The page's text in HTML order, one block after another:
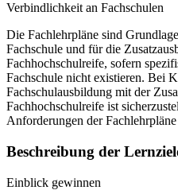
Verbindlichkeit an Fachschulen
Die Fachlehrpläne sind
Fachschule und für die
Fachhochschulreife, sofern
Fachschule nicht existieren. Bei
Fachschulausbildung mit der
Fachhochschulreife ist
Anforderungen der
Beschreibung der
Einblick gewinnen